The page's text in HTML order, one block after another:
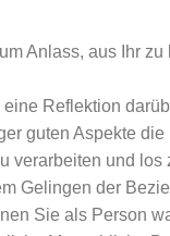
Anlass, aus Ihr
Reflektion
guten Aspekte
verarbeiten und
Gelingen der
Sie als Person